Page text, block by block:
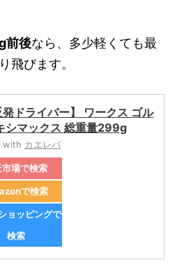
前後なら、多少軽くても最
飛びます。
発ドライバー】 ワークス ゴル
シマックス 総重量299g
with カエレバ
市場で検索
で検索
ョッピングで
検索